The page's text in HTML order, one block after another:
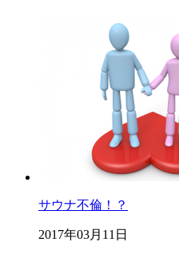
サウナ不倫！？
2017年03月11日